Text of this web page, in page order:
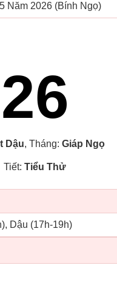
Năm 2026 (Bính Ngọ)
26
Dậu, Tháng: Giáp Ngọ
Tiết: Tiểu Thử
Dậu (17h-19h)